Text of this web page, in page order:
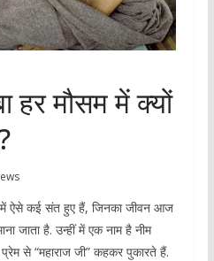
हर मौसम में क्यों
में ऐसे कई संत हुए हैं, जिनका जीवन आज
जाता है. उन्हीं में एक नाम है नीम
से “महाराज जी” कहकर पुकारते हैं.